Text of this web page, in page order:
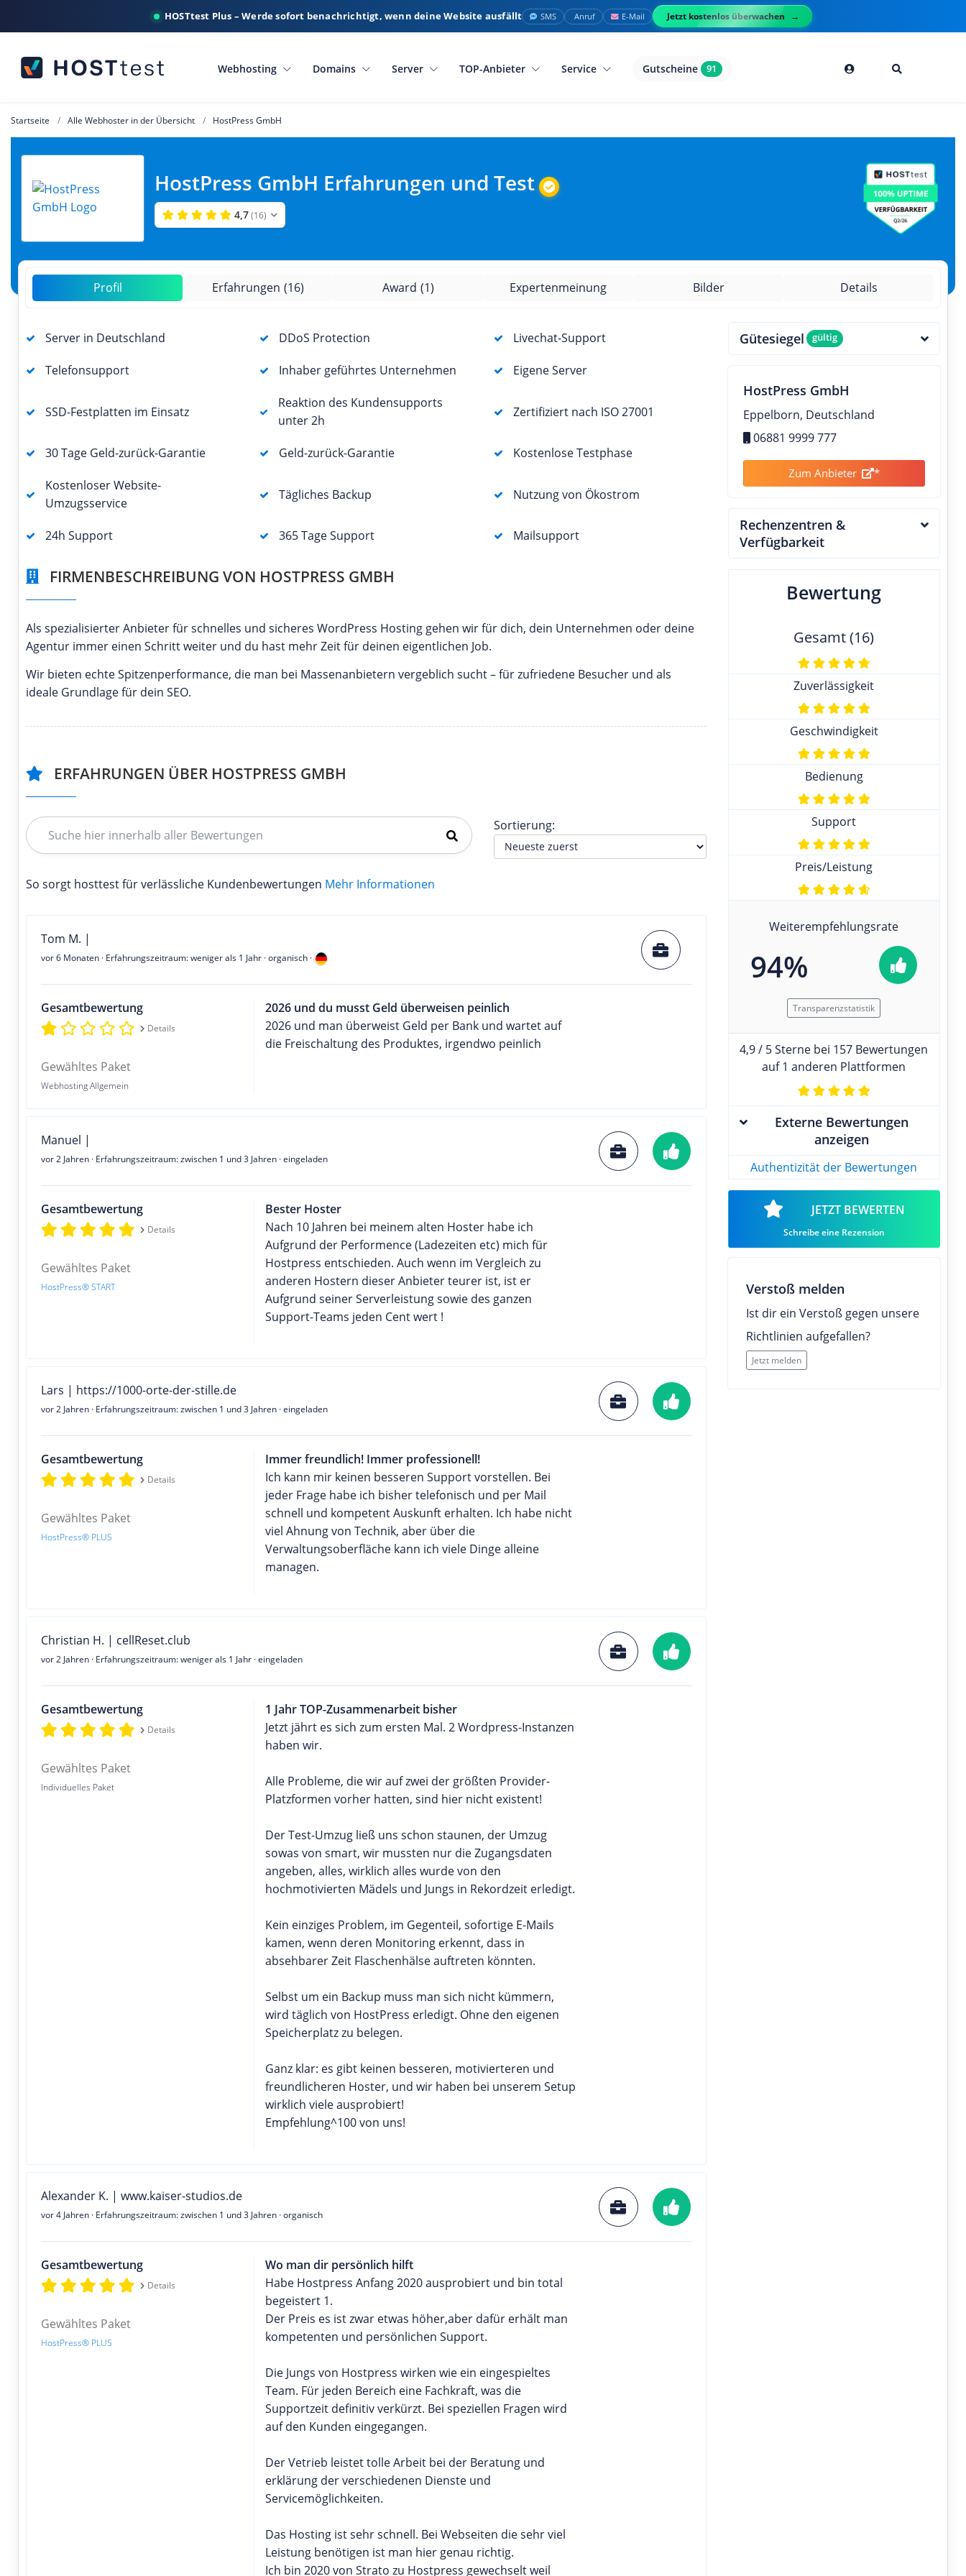
HOSTtest Plus – Werde sofort benachrichtigt, wenn deine Website ausfällt SMS Anruf E-Mail Jetzt kostenlos überwachen
Webhosting Domains Server TOP-Anbieter Service Gutscheine 91
Startseite Alle Webhoster in der Übersicht HostPress GmbH
HostPress GmbH Erfahrungen und Test
4,7 (16)
Profil Erfahrungen (16) Award (1) Expertenmeinung Bilder Details
Server in Deutschland DDoS Protection Livechat-Support
Telefonsupport Inhaber geführtes Unternehmen Eigene Server
SSD-Festplatten im Einsatz
Reaktion des Kundensupports
unter 2h
Zertifiziert nach ISO 27001
30 Tage Geld-zurück-Garantie Geld-zurück-Garantie Kostenlose Testphase
Kostenloser Website-
Umzugsservice
Tägliches Backup Nutzung von Ökostrom
24h Support 365 Tage Support Mailsupport
FIRMENBESCHREIBUNG VON HOSTPRESS GMBH
Als spezialisierter Anbieter für schnelles und sicheres WordPress Hosting gehen wir für dich, dein Unternehmen oder deine
Agentur immer einen Schritt weiter und du hast mehr Zeit für deinen eigentlichen Job.
Wir bieten echte Spitzenperformance, die man bei Massenanbietern vergeblich sucht – für zufriedene Besucher und als
ideale Grundlage für dein SEO.
ERFAHRUNGEN ÜBER HOSTPRESS GMBH
Sortierung:
So sorgt hosttest für verlässliche Kundenbewertungen Mehr Informationen
Tom M. |
vor 6 Monaten · Erfahrungszeitraum: weniger als 1 Jahr · organisch ·
Gesamtbewertung
Details
Gewähltes Paket
Webhosting Allgemein
2026 und du musst Geld überweisen peinlich
2026 und man überweist Geld per Bank und wartet auf
die Freischaltung des Produktes, irgendwo peinlich
Manuel |
vor 2 Jahren · Erfahrungszeitraum: zwischen 1 und 3 Jahren · eingeladen
Gesamtbewertung
Details
Gewähltes Paket
HostPress® START
Bester Hoster
Nach 10 Jahren bei meinem alten Hoster habe ich
Aufgrund der Performence (Ladezeiten etc) mich für
Hostpress entschieden. Auch wenn im Vergleich zu
anderen Hostern dieser Anbieter teurer ist, ist er
Aufgrund seiner Serverleistung sowie des ganzen
Support-Teams jeden Cent wert !
Lars | https://1000-orte-der-stille.de
vor 2 Jahren · Erfahrungszeitraum: zwischen 1 und 3 Jahren · eingeladen
Gesamtbewertung
Details
Gewähltes Paket
HostPress® PLUS
Immer freundlich! Immer professionell!
Ich kann mir keinen besseren Support vorstellen. Bei
jeder Frage habe ich bisher telefonisch und per Mail
schnell und kompetent Auskunft erhalten. Ich habe nicht
viel Ahnung von Technik, aber über die
Verwaltungsoberfläche kann ich viele Dinge alleine
managen.
Christian H. | cellReset.club
vor 2 Jahren · Erfahrungszeitraum: weniger als 1 Jahr · eingeladen
Gesamtbewertung
Details
Gewähltes Paket
Individuelles Paket
1 Jahr TOP-Zusammenarbeit bisher
Jetzt jährt es sich zum ersten Mal. 2 Wordpress-Instanzen
haben wir.
Alle Probleme, die wir auf zwei der größten Provider-
Platzformen vorher hatten, sind hier nicht existent!
Der Test-Umzug ließ uns schon staunen, der Umzug
sowas von smart, wir mussten nur die Zugangsdaten
angeben, alles, wirklich alles wurde von den
hochmotivierten Mädels und Jungs in Rekordzeit erledigt.
Kein einziges Problem, im Gegenteil, sofortige E-Mails
kamen, wenn deren Monitoring erkennt, dass in
absehbarer Zeit Flaschenhälse auftreten könnten.
Selbst um ein Backup muss man sich nicht kümmern,
wird täglich von HostPress erledigt. Ohne den eigenen
Speicherplatz zu belegen.
Ganz klar: es gibt keinen besseren, motivierteren und
freundlicheren Hoster, und wir haben bei unserem Setup
wirklich viele ausprobiert!
Empfehlung^100 von uns!
Alexander K. | www.kaiser-studios.de
vor 4 Jahren · Erfahrungszeitraum: zwischen 1 und 3 Jahren · organisch
Gesamtbewertung
Details
Gewähltes Paket
HostPress® PLUS
Wo man dir persönlich hilft
Habe Hostpress Anfang 2020 ausprobiert und bin total
begeistert 1.
Der Preis es ist zwar etwas höher,aber dafür erhält man
kompetenten und persönlichen Support.
Die Jungs von Hostpress wirken wie ein eingespieltes
Team. Für jeden Bereich eine Fachkraft, was die
Supportzeit definitiv verkürzt. Bei speziellen Fragen wird
auf den Kunden eingegangen.
Der Vetrieb leistet tolle Arbeit bei der Beratung und
erklärung der verschiedenen Dienste und
Servicemöglichkeiten.
Das Hosting ist sehr schnell. Bei Webseiten die sehr viel
Leistung benötigen ist man hier genau richtig.
Ich bin 2020 von Strato zu Hostpress gewechselt weil
Gütesiegel gültig
HostPress GmbH
Eppelborn, Deutschland
06881 9999 777
Zum Anbieter *
Rechenzentren &
Verfügbarkeit
Bewertung
Gesamt (16)
Zuverlässigkeit
Geschwindigkeit
Bedienung
Support
Preis/Leistung
Weiterempfehlungsrate
94%
Transparenzstatistik
4,9 / 5 Sterne bei 157 Bewertungen
auf 1 anderen Plattformen
Externe Bewertungen
anzeigen
Authentizität der Bewertungen
JETZT BEWERTEN
Schreibe eine Rezension
Verstoß melden
Ist dir ein Verstoß gegen unsere
Richtlinien aufgefallen?
Jetzt melden